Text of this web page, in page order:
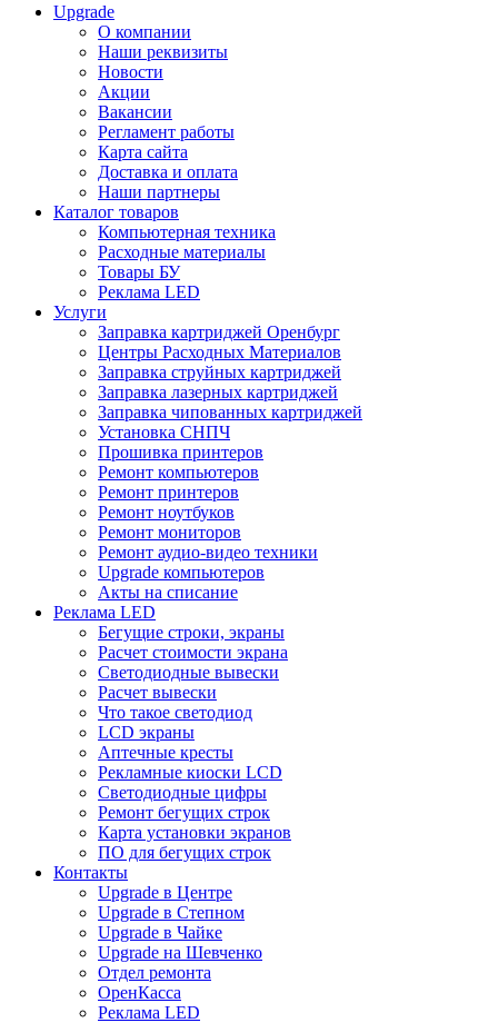
Upgrade
О компании
Наши реквизиты
Новости
Акции
Вакансии
Регламент работы
Карта сайта
Доставка и оплата
Наши партнеры
Каталог товаров
Компьютерная техника
Расходные материалы
Товары БУ
Реклама LED
Услуги
Заправка картриджей Оренбург
Центры Расходных Материалов
Заправка струйных картриджей
Заправка лазерных картриджей
Заправка чипованных картриджей
Установка СНПЧ
Прошивка принтеров
Ремонт компьютеров
Ремонт принтеров
Ремонт ноутбуков
Ремонт мониторов
Ремонт аудио-видео техники
Upgrade компьютеров
Акты на списание
Реклама LED
Бегущие строки, экраны
Расчет стоимости экрана
Светодиодные вывески
Расчет вывески
Что такое светодиод
LCD экраны
Аптечные кресты
Рекламные киоски LCD
Светодиодные цифры
Ремонт бегущих строк
Карта установки экранов
ПО для бегущих строк
Контакты
Upgrade в Центре
Upgrade в Степном
Upgrade в Чайке
Upgrade на Шевченко
Отдел ремонта
ОренКасса
Реклама LED